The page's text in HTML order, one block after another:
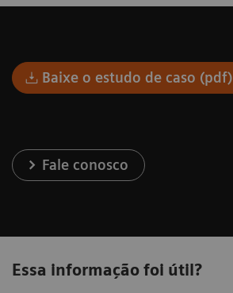
Baixe o estudo de caso (pdf)
Fale conosco
Essa informação foi útil?